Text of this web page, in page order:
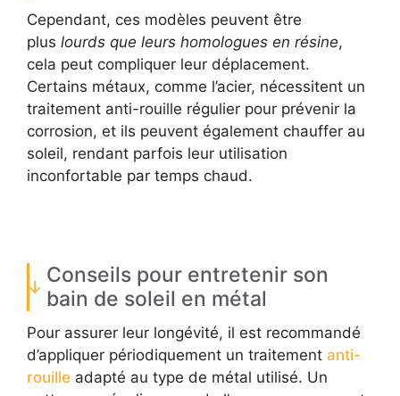
Cependant, ces modèles peuvent être
plus lourds que leurs homologues en résine,
cela peut compliquer leur déplacement.
Certains métaux, comme l’acier, nécessitent un
traitement anti-rouille régulier pour prévenir la
corrosion, et ils peuvent également chauffer au
soleil, rendant parfois leur utilisation
inconfortable par temps chaud.
Conseils pour entretenir son
bain de soleil en métal
Pour assurer leur longévité, il est recommandé
d’appliquer périodiquement un traitement anti-
rouille adapté au type de métal utilisé. Un